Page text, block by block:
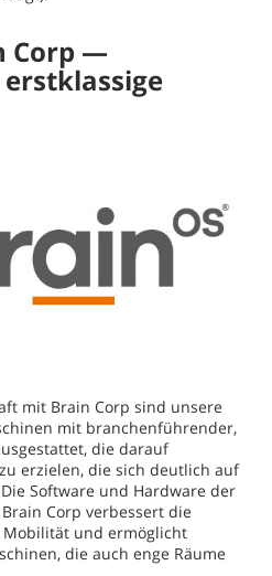
Corp —
mit Brain Corp sind unsere
mit branchenführender,
die darauf
erzielen, die sich deutlich auf
Software und Hardware der
Corp verbessert die
und ermöglicht
die auch enge Räume